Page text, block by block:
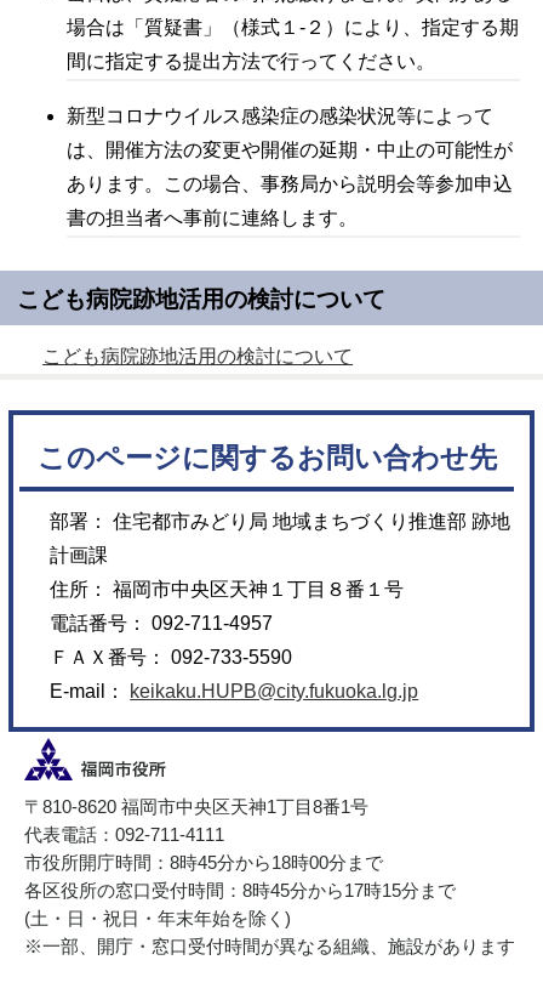
場合は「質疑書」（様式１-２）により、指定する期
間に指定する提出方法で行ってください。
新型コロナウイルス感染症の感染状況等によって
は、開催方法の変更や開催の延期・中止の可能性が
あります。この場合、事務局から説明会等参加申込
書の担当者へ事前に連絡します。
こども病院跡地活用の検討について
こども病院跡地活用の検討について
このページに関するお問い合わせ先
部署： 住宅都市みどり局 地域まちづくり推進部 跡地
計画課
住所： 福岡市中央区天神１丁目８番１号
電話番号： 092-711-4957
ＦＡＸ番号： 092-733-5590
E-mail：
keikaku.HUPB@city.fukuoka.lg.jp
〒810-8620 福岡市中央区天神1丁目8番1号
代表電話：092-711-4111
市役所開庁時間：8時45分から18時00分まで
各区役所の窓口受付時間：8時45分から17時15分まで
(土・日・祝日・年末年始を除く)
※一部、開庁・窓口受付時間が異なる組織、施設があります